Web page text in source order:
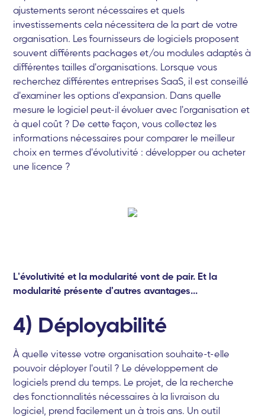
ajustements seront nécessaires et quels
investissements cela nécessitera de la part de votre
organisation. Les fournisseurs de logiciels proposent
souvent différents packages et/ou modules adaptés à
différentes tailles d'organisations. Lorsque vous
recherchez différentes entreprises SaaS, il est conseillé
d'examiner les options d'expansion. Dans quelle
mesure le logiciel peut-il évoluer avec l'organisation et
à quel coût ? De cette façon, vous collectez les
informations nécessaires pour comparer le meilleur
choix en termes d'évolutivité : développer ou acheter
une licence ?
L'évolutivité et la modularité vont de pair. Et la
modularité présente d'autres avantages...
4) Déployabilité
À quelle vitesse votre organisation souhaite-t-elle
pouvoir déployer l'outil ? Le développement de
logiciels prend du temps. Le projet, de la recherche
des fonctionnalités nécessaires à la livraison du
logiciel, prend facilement un à trois ans. Un outil